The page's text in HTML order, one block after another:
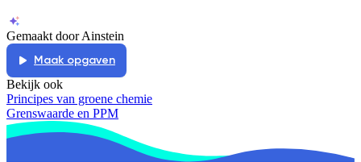
Gemaakt door Ainstein
Maak opgaven
Bekijk ook
Principes van groene chemie
Grenswaarde en PPM